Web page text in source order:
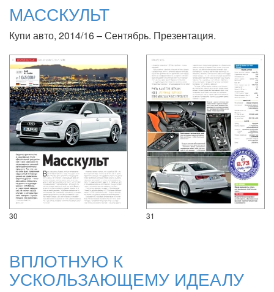
МАССКУЛЬТ
Купи авто, 2014/16 – Сентябрь. Презентация.
30 31
ВПЛОТНУЮ К
УСКОЛЬЗАЮЩЕМУ ИДЕАЛУ